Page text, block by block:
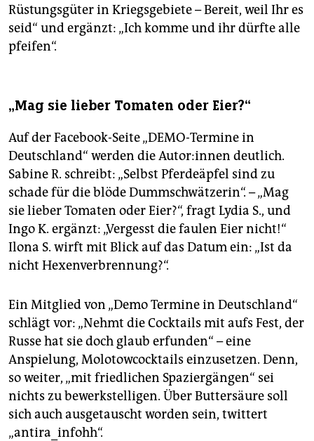
Rüstungsgüter in Kriegsgebiete – Bereit, weil Ihr es
seid“ und ergänzt: „Ich komme und ihr dürfte alle
pfeifen“.
„Mag sie lieber Tomaten oder Eier?“
Auf der Facebook-Seite „DEMO-Termine in
Deutschland“ werden die Au­to­r:in­nen deutlich.
Sabine R. schreibt: „Selbst Pferdeäpfel sind zu
schade für die blöde Dummschwätzerin“. – „Mag
sie lieber Tomaten oder Eier?“, fragt Lydia S., und
Ingo K. ergänzt: „Vergesst die faulen Eier nicht!“
Ilona S. wirft mit Blick auf das Datum ein: „Ist da
nicht Hexenverbrennung?“.
Ein Mitglied von „Demo Termine in Deutschland“
schlägt vor: „Nehmt die Cocktails mit aufs Fest, der
Russe hat sie doch glaub erfunden“ – eine
Anspielung, Molotowcocktails einzusetzen. Denn,
so weiter, „mit friedlichen Spaziergängen“ sei
nichts zu bewerkstelligen. Über Buttersäure soll
sich auch ausgetauscht worden sein, twittert
„antira_infohh“.